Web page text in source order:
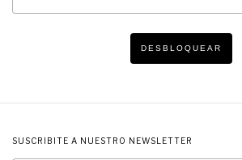
DESBLOQUEAR
SUSCRIBITE A NUESTRO NEWSLETTER